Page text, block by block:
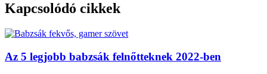
Kapcsolódó cikkek
Az 5 legjobb babzsák felnőtteknek 2022-ben